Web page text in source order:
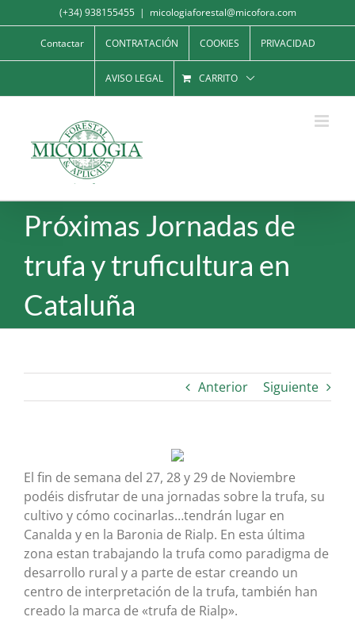
al
contenido
(+34) 938155455 | micologiaforestal@micofora.com
Contactar CONTRATACIÓN COOKIES PRIVACIDAD
AVISO LEGAL CARRITO
Próximas Jornadas de
trufa y truficultura en
Cataluña
Anterior Siguiente
El fin de semana del 27, 28 y 29 de Noviembre
podéis disfrutar de una jornadas sobre la trufa, su
cultivo y cómo cocinarlas…tendrán lugar en
Canalda y en la Baronia de Rialp. En esta última
zona estan trabajando la trufa como paradigma de
desarrollo rural y a parte de estar creando un
centro de interpretación de la trufa, también han
creado la marca de «trufa de Rialp».